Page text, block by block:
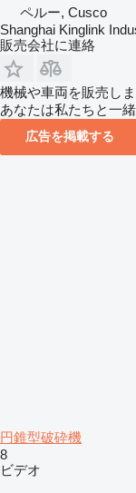
ペルー, Cusco
Shanghai Kinglink
販売会社に連絡
機械や車両を販売し
あなたは私たちと一
広告を掲載する
円錐型破砕機
8
ビデオ